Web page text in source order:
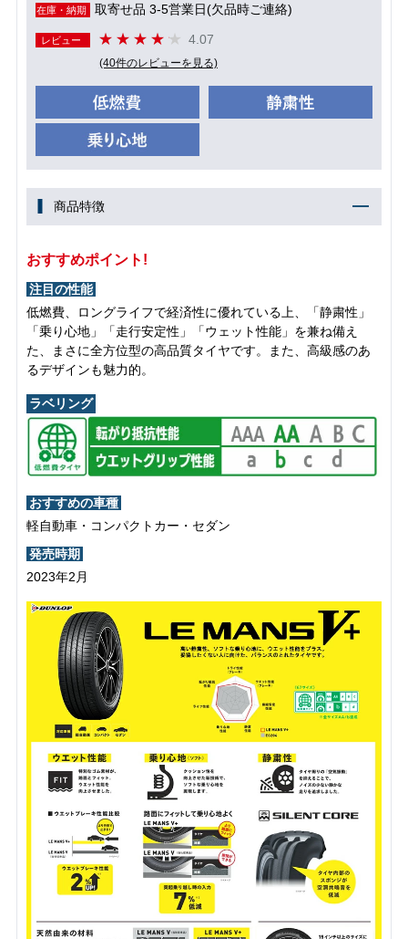
在庫・納期 取寄せ品 3-5営業日(欠品時ご連絡)
レビュー 4.07
(40件のレビューを見る)
商品特徴
おすすめポイント!
注目の性能
低燃費、ロングライフで経済性に優れている上、「静粛性」
「乗り心地」「走行安定性」「ウェット性能」を兼ね備え
た、まさに全方位型の高品質タイヤです。また、高級感のあ
るデザインも魅力的。
ラベリング
おすすめの車種
軽自動車・コンパクトカー・セダン
発売時期
2023年2月